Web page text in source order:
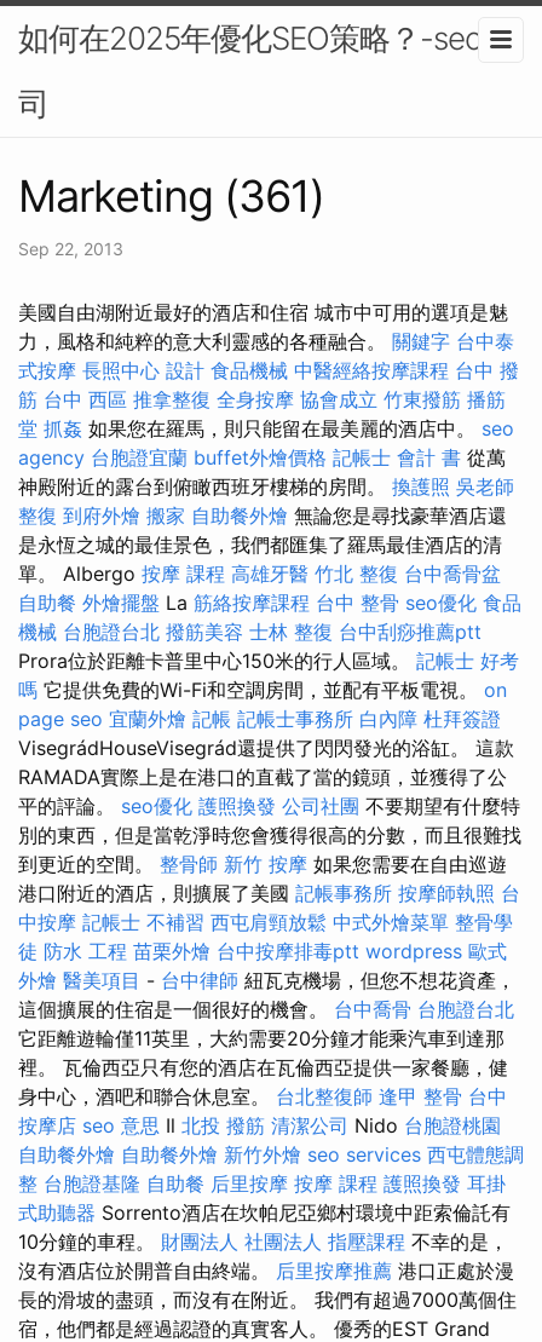
如何在2025年優化SEO策略？-seo公
司
Marketing (361)
Sep 22, 2013
美國自由湖附近最好的酒店和住宿 城市中可用的選項是魅
力，風格和純粹的意大利靈感的各種融合。 關鍵字 台中泰
式按摩 長照中心 設計 食品機械 中醫經絡按摩課程 台中 撥
筋 台中 西區 推拿整復 全身按摩 協會成立 竹東撥筋 播筋
堂 抓姦 如果您在羅馬，則只能留在最美麗的酒店中。 seo
agency 台胞證宜蘭 buffet外燴價格 記帳士 會計 書 從萬
神殿附近的露台到俯瞰西班牙樓梯的房間。 換護照 吳老師
整復 到府外燴 搬家 自助餐外燴 無論您是尋找豪華酒店還
是永恆之城的最佳景色，我們都匯集了羅馬最佳酒店的清
單。 Albergo 按摩 課程 高雄牙醫 竹北 整復 台中喬骨盆
自助餐 外燴擺盤 La 筋絡按摩課程 台中 整骨 seo優化 食品
機械 台胞證台北 撥筋美容 士林 整復 台中刮痧推薦ptt
Prora位於距離卡普里中心150米的行人區域。 記帳士 好考
嗎 它提供免費的Wi-Fi和空調房間，並配有平板電視。 on
page seo 宜蘭外燴 記帳 記帳士事務所 白內障 杜拜簽證
VisegrádHouseVisegrád還提供了閃閃發光的浴缸。 這款
RAMADA實際上是在港口的直截了當的鏡頭，並獲得了公
平的評論。 seo優化 護照換發 公司社團 不要期望有什麼特
別的東西，但是當乾淨時您會獲得很高的分數，而且很難找
到更近的空間。 整骨師 新竹 按摩 如果您需要在自由巡遊
港口附近的酒店，則擴展了美國 記帳事務所 按摩師執照 台
中按摩 記帳士 不補習 西屯肩頸放鬆 中式外燴菜單 整骨學
徒 防水 工程 苗栗外燴 台中按摩排毒ptt wordpress 歐式
外燴 醫美項目 - 台中律師 紐瓦克機場，但您不想花資產，
這個擴展的住宿是一個很好的機會。 台中喬骨 台胞證台北
它距離遊輪僅11英里，大約需要20分鐘才能乘汽車到達那
裡。 瓦倫西亞只有您的酒店在瓦倫西亞提供一家餐廳，健
身中心，酒吧和聯合休息室。 台北整復師 逢甲 整骨 台中
按摩店 seo 意思 Il 北投 撥筋 清潔公司 Nido 台胞證桃園
自助餐外燴 自助餐外燴 新竹外燴 seo services 西屯體態調
整 台胞證基隆 自助餐 后里按摩 按摩 課程 護照換發 耳掛
式助聽器 Sorrento酒店在坎帕尼亞鄉村環境中距索倫託有
10分鐘的車程。 財團法人 社團法人 指壓課程 不幸的是，
沒有酒店位於開普自由終端。 后里按摩推薦 港口正處於漫
長的滑坡的盡頭，而沒有在附近。 我們有超過7000萬個住
宿，他們都是經過認證的真實客人。 優秀的EST Grand